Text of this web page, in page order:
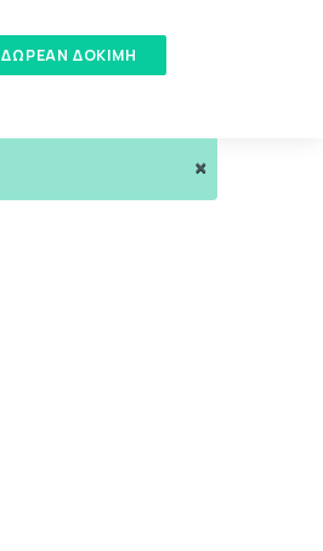
ΔΏΡΕΑΝ ΔΟΚΙΜΉ
×